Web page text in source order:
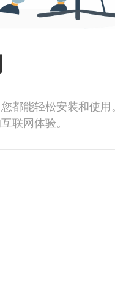
都能轻松安装和使用。
联网体验。